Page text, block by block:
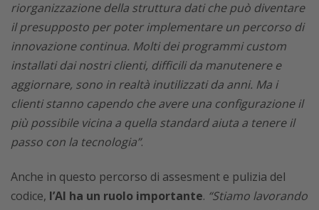
riorganizzazione della struttura dati che può diventare
il presupposto per poter implementare un percorso di
innovazione continua. Molti dei programmi custom
installati dai nostri clienti, difficili da manutenere e
aggiornare, sono in realtà inutilizzati da anni. Ma i
clienti stanno capendo che avere una configurazione il
più possibile vicina a quella standard aiuta a tenere il
passo con la tecnologia”.
Anche in questo percorso di assesment e pulizia del
codice, l’AI ha un ruolo importante. “Stiamo lavorando